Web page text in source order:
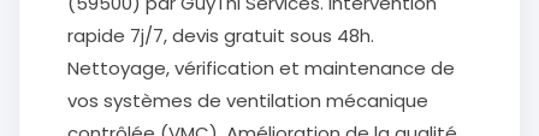
rapide 7j/7, devis gratuit sous 48h.
Nettoyage, vérification et maintenance de
vos systèmes de ventilation mécanique